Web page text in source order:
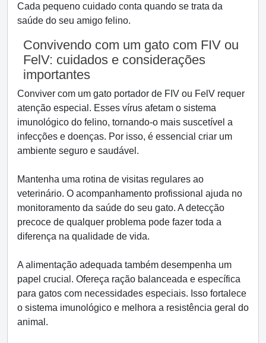
Cada pequeno cuidado conta quando se trata da
saúde do seu amigo felino.
Convivendo com um gato com FIV ou
FelV: cuidados e considerações
importantes
Conviver com um gato portador de FIV ou FelV requer
atenção especial. Esses vírus afetam o sistema
imunológico do felino, tornando-o mais suscetível a
infecções e doenças. Por isso, é essencial criar um
ambiente seguro e saudável.
Mantenha uma rotina de visitas regulares ao
veterinário. O acompanhamento profissional ajuda no
monitoramento da saúde do seu gato. A detecção
precoce de qualquer problema pode fazer toda a
diferença na qualidade de vida.
A alimentação adequada também desempenha um
papel crucial. Ofereça ração balanceada e específica
para gatos com necessidades especiais. Isso fortalece
o sistema imunológico e melhora a resistência geral do
animal.